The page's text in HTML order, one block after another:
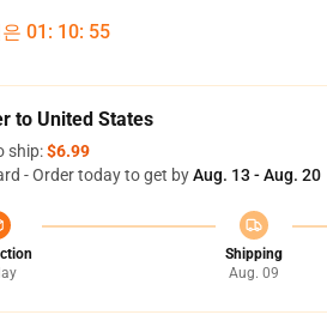
01 : 10: 54
to United States
ship:$6.99
- Order today to get byAug. 13 - Aug. 20
Shipping
Aug. 09